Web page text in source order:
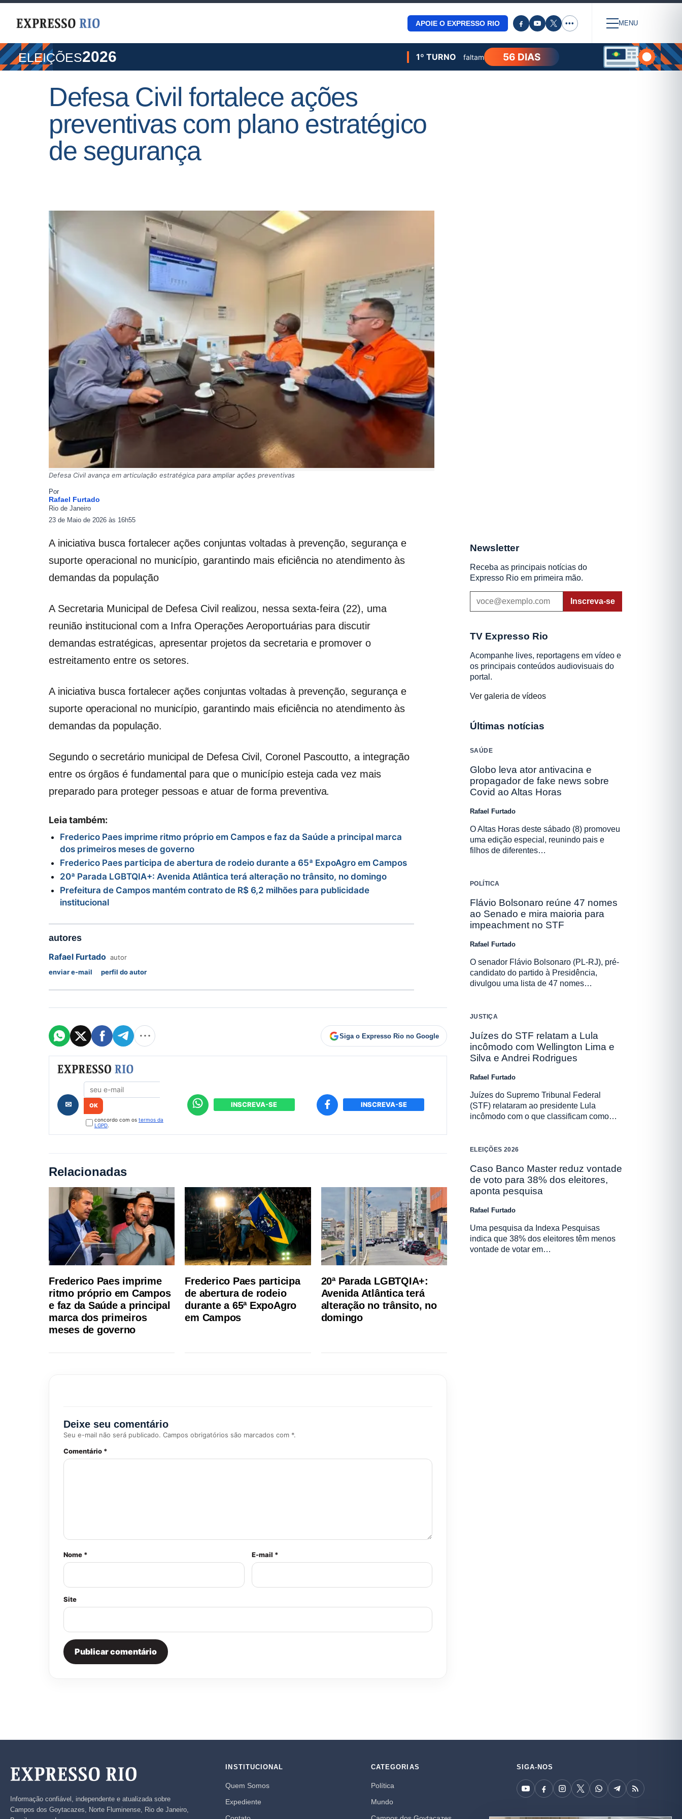
APOIE O EXPRESSO RIO ••• MENU
ELEIÇÕES2026 1º TURNO faltam 56 DIAS
Defesa Civil fortalece ações
preventivas com plano estratégico
de segurança
Defesa Civil avança em articulação estratégica para ampliar ações preventivas
Por
Rafael Furtado
Rio de Janeiro
23 de Maio de 2026 às 16h55
A iniciativa busca fortalecer ações conjuntas voltadas à prevenção, segurança e
suporte operacional no município, garantindo mais eficiência no atendimento às
demandas da população
A Secretaria Municipal de Defesa Civil realizou, nessa sexta-feira (22), uma
reunião institucional com a Infra Operações Aeroportuárias para discutir
demandas estratégicas, apresentar projetos da secretaria e promover o
estreitamento entre os setores.
A iniciativa busca fortalecer ações conjuntas voltadas à prevenção, segurança e
suporte operacional no município, garantindo mais eficiência no atendimento às
demandas da população.
Segundo o secretário municipal de Defesa Civil, Coronel Pascoutto, a integração
entre os órgãos é fundamental para que o município esteja cada vez mais
preparado para proteger pessoas e atuar de forma preventiva.
Leia também:
Frederico Paes imprime ritmo próprio em Campos e faz da Saúde a principal marca
dos primeiros meses de governo
Frederico Paes participa de abertura de rodeio durante a 65ª ExpoAgro em Campos
20ª Parada LGBTQIA+: Avenida Atlântica terá alteração no trânsito, no domingo
Prefeitura de Campos mantém contrato de R$ 6,2 milhões para publicidade
institucional
autores
Rafael Furtado autor
enviar e-mail
perfil do autor
Siga o Expresso Rio no Google
Formulário de cadastro
✉
concordo com os termos da
LGPD.
INSCREVA-SE INSCREVA-SE
Relacionadas
Frederico Paes imprime
ritmo próprio em Campos
e faz da Saúde a principal
marca dos primeiros
meses de governo
Frederico Paes participa
de abertura de rodeio
durante a 65ª ExpoAgro
em Campos
20ª Parada LGBTQIA+:
Avenida Atlântica terá
alteração no trânsito, no
domingo
Deixe seu comentário
Seu e-mail não será publicado. Campos obrigatórios são marcados com *.
Comentário *
Nome * E-mail *
Site
Newsletter
Receba as principais notícias do
Expresso Rio em primeira mão.
Inscreva-se
TV Expresso Rio
Acompanhe lives, reportagens em vídeo e
os principais conteúdos audiovisuais do
portal.
Ver galeria de vídeos
Últimas notícias
SAÚDE
Globo leva ator antivacina e
propagador de fake news sobre
Covid ao Altas Horas
Rafael Furtado
O Altas Horas deste sábado (8) promoveu
uma edição especial, reunindo pais e
filhos de diferentes…
POLÍTICA
Flávio Bolsonaro reúne 47 nomes
ao Senado e mira maioria para
impeachment no STF
Rafael Furtado
O senador Flávio Bolsonaro (PL-RJ), pré-
candidato do partido à Presidência,
divulgou uma lista de 47 nomes…
JUSTIÇA
Juízes do STF relatam a Lula
incômodo com Wellington Lima e
Silva e Andrei Rodrigues
Rafael Furtado
Juízes do Supremo Tribunal Federal
(STF) relataram ao presidente Lula
incômodo com o que classificam como…
ELEIÇÕES 2026
Caso Banco Master reduz vontade
de voto para 38% dos eleitores,
aponta pesquisa
Rafael Furtado
Uma pesquisa da Indexa Pesquisas
indica que 38% dos eleitores têm menos
vontade de votar em…
Informação confiável, independente e atualizada sobre
Campos dos Goytacazes, Norte Fluminense, Rio de Janeiro,
INSTITUCIONAL
Quem Somos
Expediente
CATEGORIAS
Política
Mundo
SIGA-NOS